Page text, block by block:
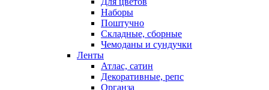
Наборы
Поштучно
Складные, сборные
Чемоданы и сундучки
Ленты
Атлас, сатин
Декоративные, репс
Органза